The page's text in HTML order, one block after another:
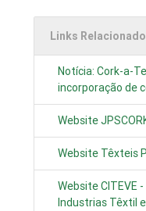
Links
Notícia: Cork-a-
incorporação de
Website
Website Têxteis
Website CITEVE
Industrias Têxtil